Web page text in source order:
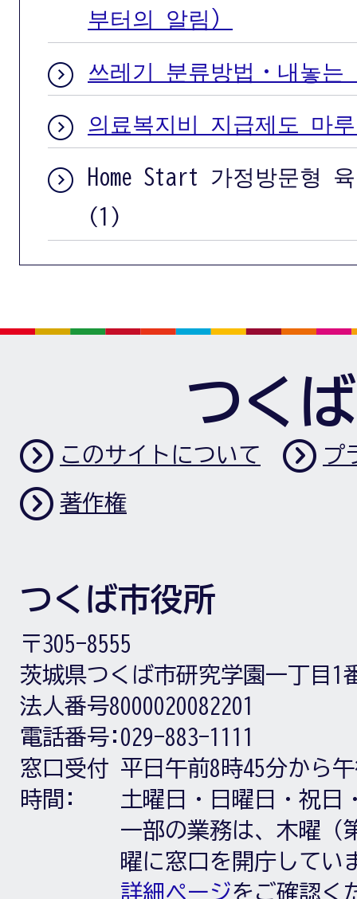
부터의 알림）
쓰레기 분류방법・내놓는
의료복지비 지급제도 마
Home Start 가정방문형
(1)
つく
このサイトについて プ
著作権
つくば市役所
〒305-8555
茨城県つくば市研究学園一丁目1
法人番号8000020082201
電話番号: 029-883-1111
窓口受付
時間:
平日午前8時45分から
土曜日・日曜日・祝日
一部の業務は、木曜（
曜に窓口を開庁してい
詳細ページをご確認く